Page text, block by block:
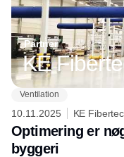
Partner
KE
Ventilation
10.11.2025 KE
Optimering er
byggeri